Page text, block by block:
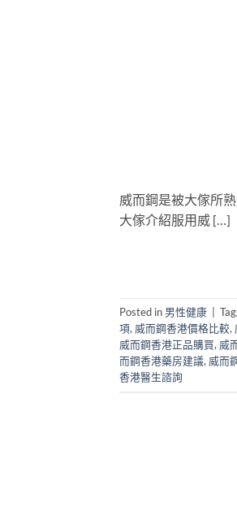
威而鋼是被大傢所
大傢介紹服用威 […]
Posted in 男性健康
項, 威而鋼香港價格比較,
威而鋼香港正品購買, 威
而鋼香港藥房建議, 威而
香港醫生諮詢